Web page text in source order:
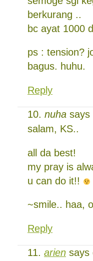
berkurang ..
bc ayat 1000
ps : tension?
bagus. huhu.
Reply
nuha says
salam, KS..
all da best!
my pray is
u can do it!!
~smile.. haa,
Reply
arien says